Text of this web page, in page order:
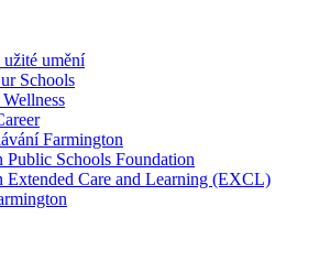
umění
Schools
Farmington
Public Schools Foundation
Extended Care and Learning (EXCL)